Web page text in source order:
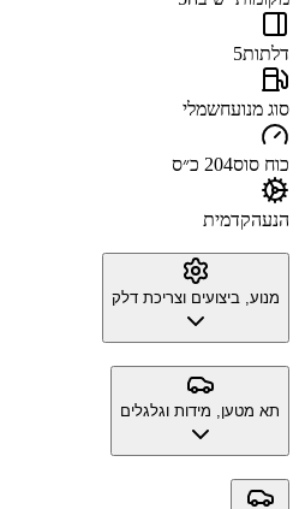
דלתות5
סוג מנועחשמלי
כוח סוס204 כ״ס
הנעהקדמית
מנוע, ביצועים וצריכת דלק
תא מטען, מידות וגלגלים